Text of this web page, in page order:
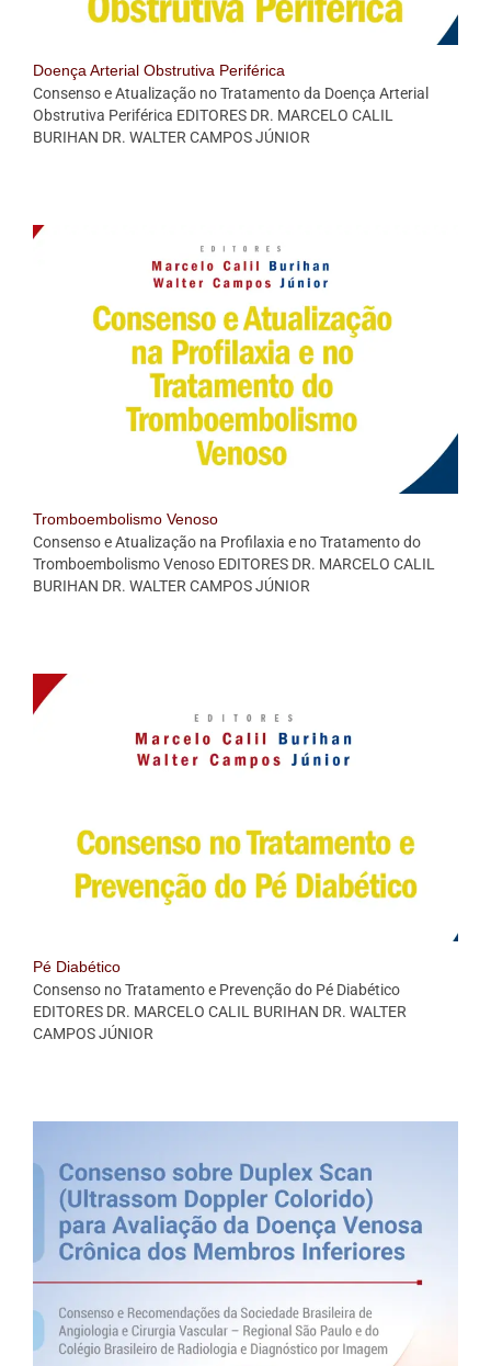
Doença Arterial Obstrutiva Periférica
Consenso e Atualização no Tratamento da Doença Arterial
Obstrutiva Periférica EDITORES DR. MARCELO CALIL
BURIHAN DR. WALTER CAMPOS JÚNIOR
Tromboembolismo Venoso
Consenso e Atualização na Profilaxia e no Tratamento do
Tromboembolismo Venoso EDITORES DR. MARCELO CALIL
BURIHAN DR. WALTER CAMPOS JÚNIOR
Pé Diabético
Consenso no Tratamento e Prevenção do Pé Diabético
EDITORES DR. MARCELO CALIL BURIHAN DR. WALTER
CAMPOS JÚNIOR